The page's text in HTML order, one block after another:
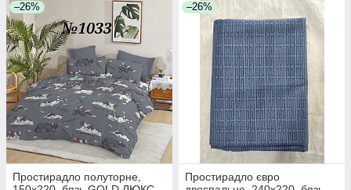
–26%
Простирадло полуторне,
–26%
Простирадло євро